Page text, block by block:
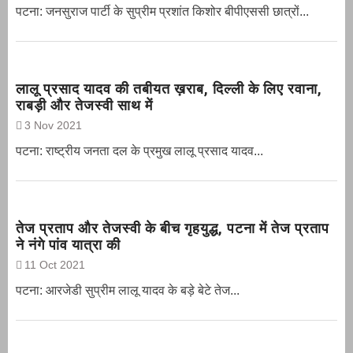
पटना: जनसुराज पार्टी के सुप्रीम प्रशांत किशोर बीपीएससी छात्रों...
लालू प्रसाद यादव की तबीयत ख़राब, दिल्ली के लिए रवाना,
राबड़ी और तेजस्वी साथ में
3 Nov 2021
पटना: राष्ट्रीय जनता दल के प्रमुख लालू प्रसाद यादव...
तेज प्रताप और तेजस्वी के बीच गृहयुद्ध, पटना में तेज प्रताप
ने नंगे पांव यात्रा की
11 Oct 2021
पटना: आरजेडी सुप्रीम लालू यादव के बड़े बेटे तेज...